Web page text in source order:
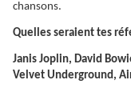
chansons.
Quelles seraient tes
Janis Joplin, David
Velvet Underground,